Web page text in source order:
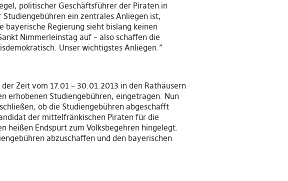
politischer Geschäftsführer der Piraten in
ein zentrales Anliegen ist,
Regierung sieht bislang keinen
Nimmerleinstag auf – also schaffen die
Unser wichtigstes Anliegen.”
Zeit vom 17.01 – 30.01.2013 in den Rathäusern
erhobenen Studiengebühren, eingetragen. Nun
ob die Studiengebühren abgeschafft
der mittelfränkischen Piraten für die
heißen Endspurt zum Volksbegehren hingelegt.
abzuschaffen und den bayerischen